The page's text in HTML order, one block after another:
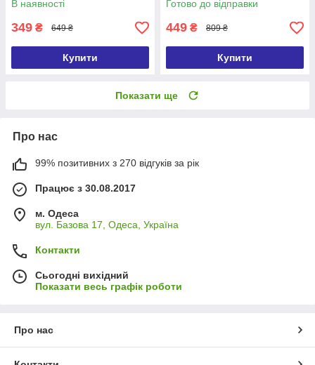
В наявності
349 ₴ 649 ₴
Купити
Готово до відправки
449 ₴ 809 ₴
Купити
Показати ще
Про нас
99% позитивних з 270 відгуків за рік
Працює з 30.08.2017
м. Одеса
вул. Базова 17, Одеса, Україна
Контакти
Сьогодні вихідний
Показати весь графік роботи
Про нас